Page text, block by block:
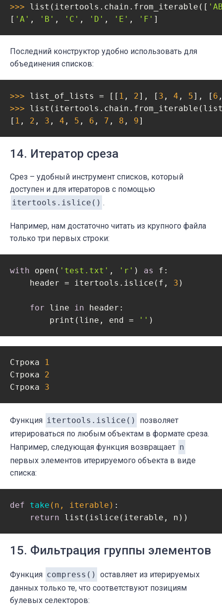
>>> list(itertools.chain.from_iterable([
[ 'A' , 'B' , 'C' , 'D' , 'E' , 'F' ]
Последний конструктор удобно использовать для
объединения списков:
>>> list_of_lists = [[ 1 , 2], [ 3 , 4 , 5], [ 6
>>>
[ 1 , 2 , 3 , 4 , 5 , 6 , 7 , 8 , 9]
14. Итератор среза
Срез – удобный инструмент списков, который
доступен и для итераторов с помощью
itertools.islice() .
Например, нам достаточно читать из крупного файла
только три первых строки:
with open( 'test.txt' , 'r' ) as
f:
    header = itertools.islice(f,
3 )
for line in header:
        print(line, end =
'' )
Строка
1
Строка 2
Строка 3
Функция itertools.islice()
позволяет
итерироваться по любым объектам в формате среза.
Например, следующая функция возвращает n
первых элементов итерируемого объекта в виде
списка:
def take (n, iterable) :
return list(islice(iterable, n))
15. Фильтрация группы элементов
Функция compress() оставляет из итерируемых
данных только те, что соответствуют позициям
булевых селекторов: